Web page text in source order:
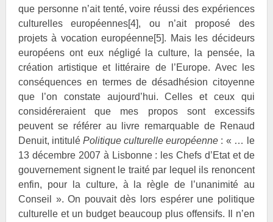
que personne n’ait tenté, voire réussi des expériences
culturelles européennes[4], ou n’ait proposé des
projets à vocation européenne[5]. Mais les décideurs
européens ont eux négligé la culture, la pensée, la
création artistique et littéraire de l’Europe. Avec les
conséquences en termes de désadhésion citoyenne
que l’on constate aujourd’hui. Celles et ceux qui
considéreraient que mes propos sont excessifs
peuvent se référer au livre remarquable de Renaud
Denuit, intitulé Politique culturelle européenne: « … le
13 décembre 2007 à Lisbonne : les Chefs d’Etat et de
gouvernement signent le traité par lequel ils renoncent
enfin, pour la culture, à la règle de l’unanimité au
Conseil ». On pouvait dès lors espérer une politique
culturelle et un budget beaucoup plus offensifs. Il n’en